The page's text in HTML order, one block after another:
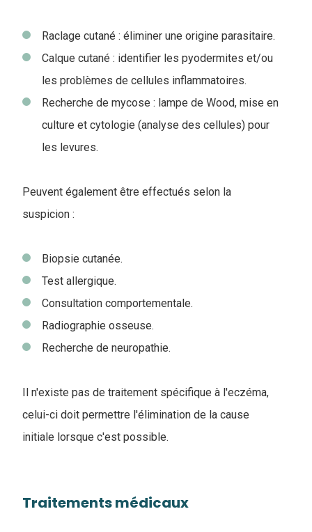
Raclage cutané : éliminer une origine parasitaire.
Calque cutané : identifier les pyodermites et/ou
les problèmes de cellules inflammatoires.
Recherche de mycose : lampe de Wood, mise en
culture et cytologie (analyse des cellules) pour
les levures.
Peuvent également être effectués selon la
suspicion :
Biopsie cutanée.
Test allergique.
Consultation comportementale.
Radiographie osseuse.
Recherche de neuropathie.
Il n'existe pas de traitement spécifique à l'eczéma,
celui-ci doit permettre l'élimination de la cause
initiale lorsque c'est possible.
Traitements médicaux